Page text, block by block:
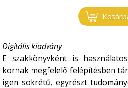
Digitális kiadvány
E szakkönyvként is
kornak megfelelő felépítésben
igen sokrétű, egyrészt